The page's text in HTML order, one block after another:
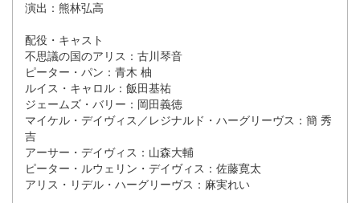
演出：熊林弘高
配役・キャスト
不思議の国のアリス：古川琴音
ピーター・パン：青木 柚
ルイス・キャロル：飯田基祐
ジェームズ・バリー：岡田義徳
マイケル・デイヴィス／レジナルド・ハーグリーヴス：簡 秀
吉
アーサー・デイヴィス：山森大輔
ピーター・ルウェリン・デイヴィス：佐藤寛太
アリス・リデル・ハーグリーヴス：麻実れい